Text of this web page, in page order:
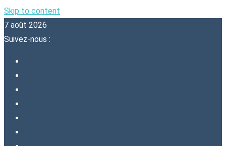
Skip to content
7 août 2026
Suivez-nous :